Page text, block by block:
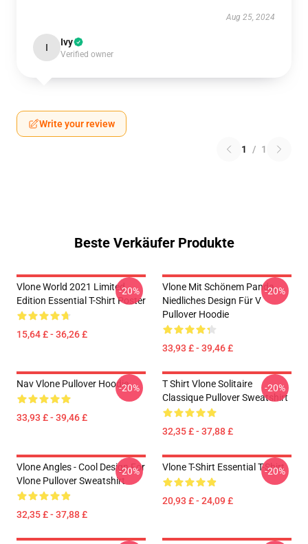
Aug 25, 2024
I Ivy
Verified owner
Write your review
1 / 1
Beste Verkäufer Produkte
Vlone World 2021 Limited
Edition Essential T-Shirt Poster
15,64 £ - 36,26 £
-20%
Vlone Mit Schönem Panda,
Niedliches Design Für V
Pullover Hoodie
33,93 £ - 39,46 £
-20%
Nav Vlone Pullover Hoodie
33,93 £ - 39,46 £
-20%
T Shirt Vlone Solitaire
Classique Pullover Sweatshirt
32,35 £ - 37,88 £
-20%
Vlone Angles - Cool Design For
Vlone Pullover Sweatshirt
32,35 £ - 37,88 £
-20% Vlone T-Shirt Essential T-Shirt
20,93 £ - 24,09 £
-20%